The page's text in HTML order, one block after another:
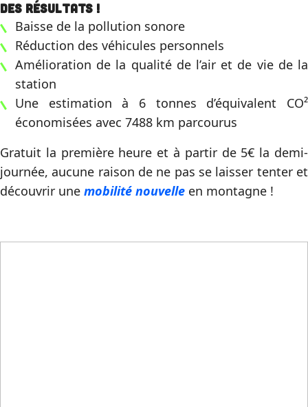
Des résultats !
Baisse de la pollution sonore
Réduction des véhicules personnels
Amélioration de la qualité de l’air et de vie de la
station
Une estimation à 6 tonnes d’équivalent CO²
économisées avec 7488 km parcourus
Gratuit la première heure et à partir de 5€ la demi-
journée, aucune raison de ne pas se laisser tenter et
découvrir une mobilité nouvelle en montagne !